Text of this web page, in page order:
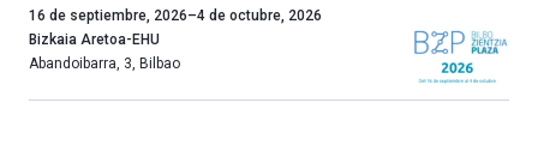
Un
año
más,
16 de septiembre, 2026–4 de octubre, 2026
Bizkaia Aretoa-EHU
Abandoibarra, 3, Bilbao